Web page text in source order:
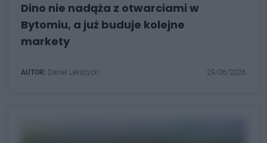
Dino nie nadąża z otwarciami w
Bytomiu, a już buduje kolejne
markety
AUTOR: Daniel Lekszycki 29/06/2026